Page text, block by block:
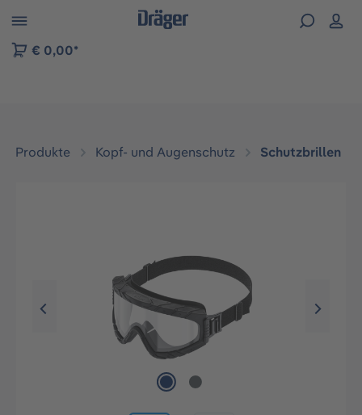
der B2B-Plattform springen
€ 0,00*
Produkte Kopf- und Augenschutz Schutzbrillen